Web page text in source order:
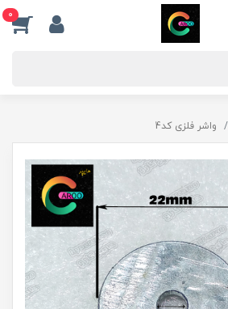
0
واشر فلزی کد4